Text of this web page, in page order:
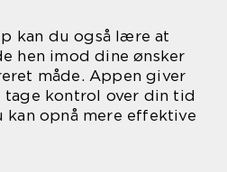
kan du også lære at
hen imod dine ønsker
måde. Appen giver
kontrol over din tid
kan opnå mere effektive